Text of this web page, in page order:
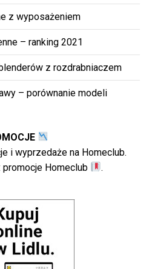
z wyposażeniem
– ranking 2021
z rozdrabniaczem
– porównanie modeli
i wyprzedaże na Homeclub.
promocje Homeclub .